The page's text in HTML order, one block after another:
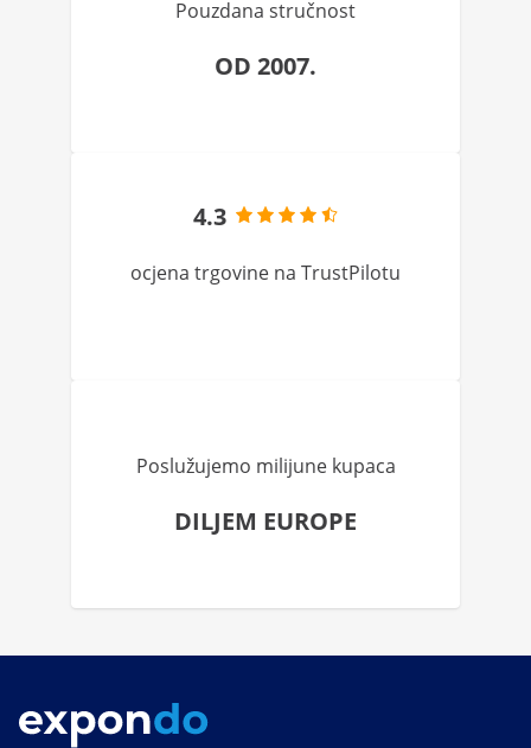
Pouzdana stručnost
OD 2007.
4.3
ocjena trgovine na TrustPilotu
Poslužujemo milijune kupaca
DILJEM EUROPE